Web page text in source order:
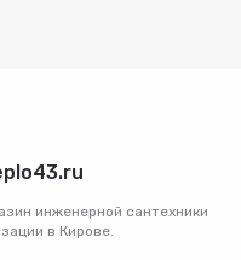
инженерной сантехники
в Кирове.